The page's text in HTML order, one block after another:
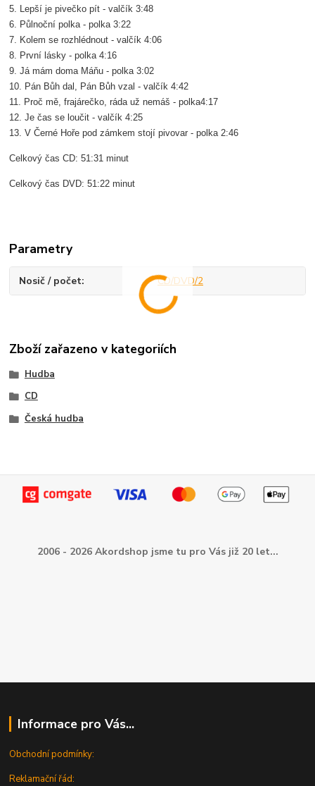
5. Lepší je pivečko pít - valčík 3:48
6. Půlnoční polka - polka 3:22
7. Kolem se rozhlédnout - valčík 4:06
8. První lásky - polka 4:16
9. Já mám doma Máňu - polka 3:02
10. Pán Bůh dal, Pán Bůh vzal - valčík 4:42
11. Proč mě, frajárečko, ráda už nemáš - polka4:17
12. Je čas se loučit - valčík 4:25
13. V Černé Hoře pod zámkem stojí pivovar - polka 2:46
Celkový čas CD: 51:31 minut
Celkový čas DVD: 51:22 minut
Parametry
Nosič / počet CD/DVD/2
Zboží zařazeno v kategoriích
Hudba
CD
Česká hudba
2006 - 2026 Akordshop jsme tu pro Vás již 20 let...
Informace pro Vás...
Obchodní podmínky:
Reklamační řád: